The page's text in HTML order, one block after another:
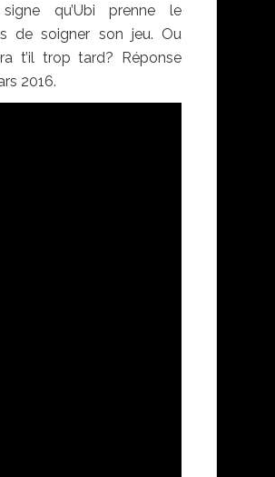
qu’Ubi prenne le
de soigner son jeu. Ou
t’il trop tard? Réponse
2016.